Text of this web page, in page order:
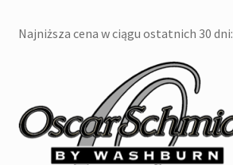
Najniższa cena w ciągu ostatnich 30 dni: